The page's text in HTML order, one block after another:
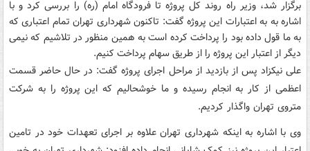
برگزار شد، وزیر راه روند کل پروژه تا فرودگاه امام (ره) را بررسی کرد و با
اشاره به به اعتبارات این پروژه گفت: تاکنون شهرداری تهران تمام اعتباری که
به ما قول داده بود را پرداخت کرده است به همین منظور در تلاشیم که نیمی
دیگر از اعتبار این پروژه را از طریق سهام پرداخت کنیم.
علی نیکزاد پس از بازدید از مراحل اجرای پروژه گفت: در حال حاضر قسمت
اعظمی از کار به انجام رسیده و ما خوشحالیم که این پروژه را به شرکت
متروی تهران واگذار کردیم.
وی با اشاره به اینکه شهرداری تهران علاوه بر اجرای تعهدات خود در تامین